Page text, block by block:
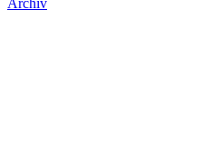
Archiv